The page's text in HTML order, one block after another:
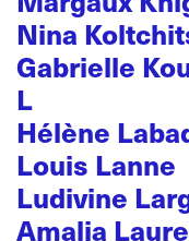
Nina
Gabrielle
L
Hélène
Louis Lanne
Ludivine
Amalia